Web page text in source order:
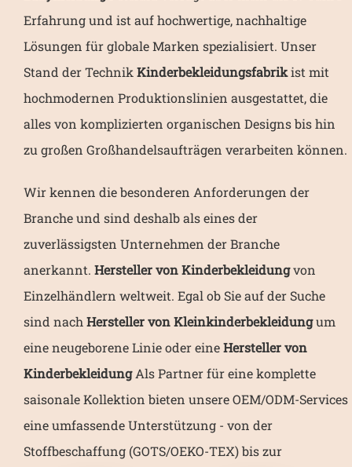
Erfahrung und ist auf hochwertige, nachhaltige
Lösungen für globale Marken spezialisiert. Unser
Stand der Technik Kinderbekleidungsfabrikist mit
hochmodernen Produktionslinien ausgestattet, die
alles von komplizierten organischen Designs bis hin
zu großen Großhandelsaufträgen verarbeiten können.
Wir kennen die besonderen Anforderungen der
Branche und sind deshalb als eines der
zuverlässigsten Unternehmen der Branche
anerkannt. Hersteller von Kinderbekleidungvon
Einzelhändlern weltweit. Egal ob Sie auf der Suche
sind nach Hersteller von Kleinkinderbekleidungum
eine neugeborene Linie oder eineHersteller von
KinderbekleidungAls Partner für eine komplette
saisonale Kollektion bieten unsere OEM/ODM-Services
eine umfassende Unterstützung - von der
Stoffbeschaffung (GOTS/OEKO-TEX) bis zur